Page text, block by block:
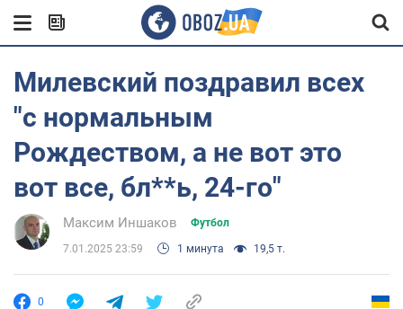
Милевский поздравил всех
"с нормальным
Рождеством, а не вот это
вот все, бл**ь, 24-го"
Максим Иншаков Футбол
7.01.2025 23:59 1 минута 19,5 т.
0